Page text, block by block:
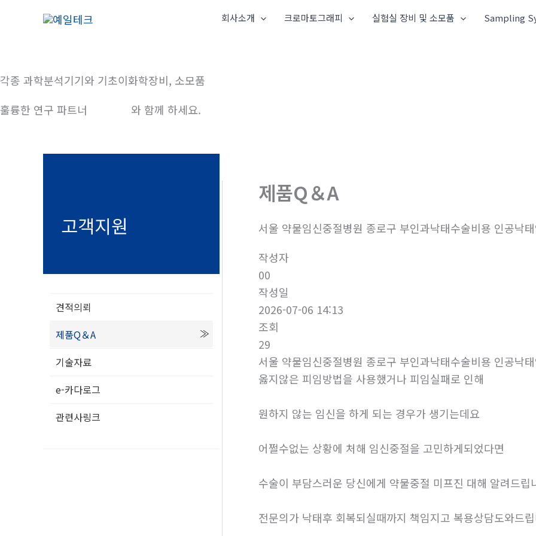
건
뛰
회사소개 크로마토그래피 실험실 장비 및 소모품 Sampling
각종 과학분석기기와 기초이화학장비, 소모품
훌륭한 연구 파트너
와 함께 하세요.
고객지원
견적의뢰
제품Q＆A
기술자료
e-카다로그
관련사링크
제품Q＆A
서울 약물임신중절병원 종로구 부인과낙태수술비용 인공낙
작성자
00
작성일
2026-07-06 14:13
조회
29
서울 약물임신중절병원 종로구 부인과낙태수술비용 인공낙
옳지않은 피임방법을 사용했거나 피임실패로 인해
원하지 않는 임신을 하게 되는 경우가 생기는데요
어쩔수없는 상황에 처해 임신중절을 고민하게되었다면
수술이 부담스러운 당신에게 약물중절 미프진 대해 알려드립
전문의가 낙태후 회복되실때까지 책임지고 복용상담도와드